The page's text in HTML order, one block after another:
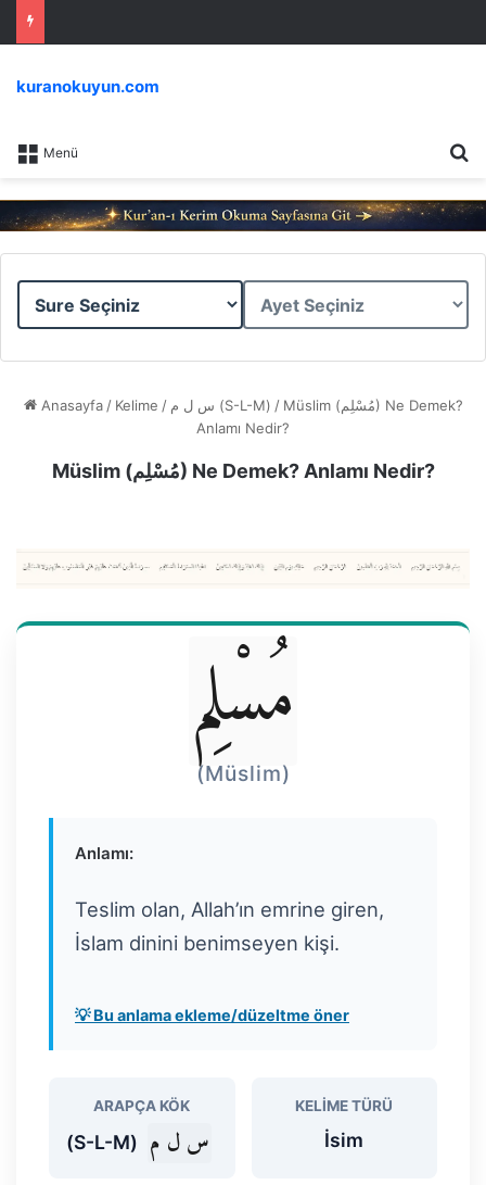
Menü
kuranokuyun.com
Sure
Ayet
Anasayfa / Kelime / س ل م (S-L-M) / Müslim (مُسْلِم) Ne Demek?
Anlamı Nedir?
Müslim (مُسْلِم) Ne Demek? Anlamı Nedir?
مُسْلِم
(Müslim)
Anlamı:
Teslim olan, Allah’ın emrine giren,
İslam dinini benimseyen kişi.
💡 Bu anlama ekleme/düzeltme öner
ARAPÇA KÖK
س ل م (S-L-M)
KELIME TÜRÜ
İsim